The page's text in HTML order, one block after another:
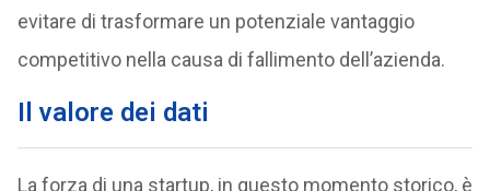
evitare di trasformare un potenziale vantaggio
competitivo nella causa di fallimento dell’azienda.
Il valore dei dati
La forza di una startup, in questo momento storico, è